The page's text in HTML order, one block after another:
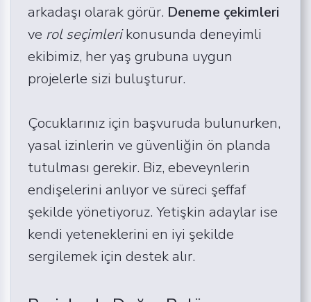
arkadaşı olarak görür. Deneme çekimleri
ve rol seçimlerikonusunda deneyimli
ekibimiz, her yaş grubuna uygun
projelerle sizi buluşturur.
Çocuklarınız için başvuruda bulunurken,
yasal izinlerin ve güvenliğin ön planda
tutulması gerekir. Biz, ebeveynlerin
endişelerini anlıyor ve süreci şeffaf
şekilde yönetiyoruz. Yetişkin adaylar ise
kendi yeteneklerini en iyi şekilde
sergilemek için destek alır.